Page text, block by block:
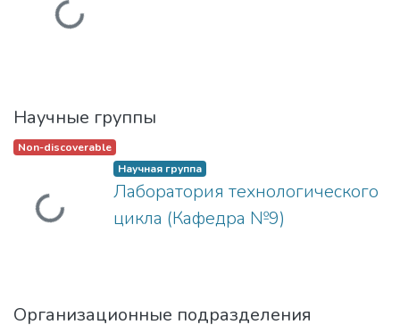
Загружается...
Научные группы
Non-discoverable
Загружается...
Научная группа
Лаборатория технологического
цикла (Кафедра №9)
Организационные подразделения